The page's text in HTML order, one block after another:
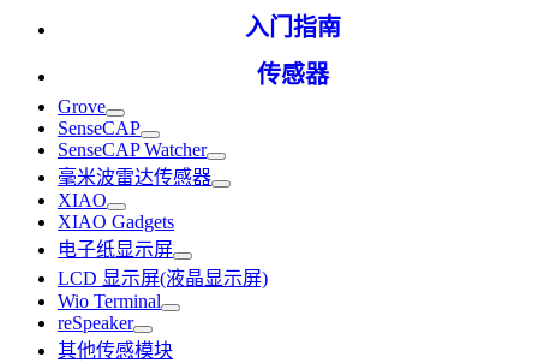
入门指南
传感器
Grove
SenseCAP
SenseCAP Watcher
毫米波雷达传感器
XIAO
XIAO Gadgets
电子纸显示屏
LCD 显示屏(液晶显示屏)
Wio Terminal
reSpeaker
其他传感模块